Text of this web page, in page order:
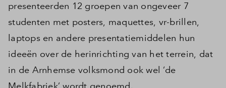
presenteerden 12 groepen van ongeveer 7
studenten met posters, maquettes, vr-brillen,
laptops en andere presentatiemiddelen hun
ideeën over de herinrichting van het terrein, dat
in de Arnhemse volksmond ook wel ‘de